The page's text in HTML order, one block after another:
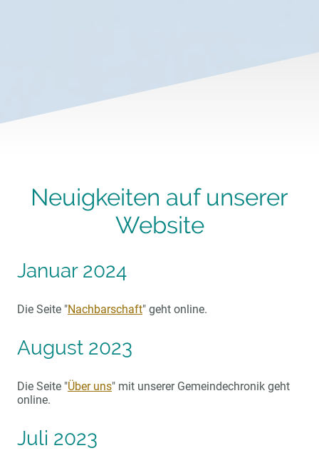
Neuigkeiten auf unserer
Website
Januar 2024
Die Seite "Nachbarschaft" geht online.
August 2023
Die Seite "Über uns" mit unserer Gemeindechronik geht
online.
Juli 2023